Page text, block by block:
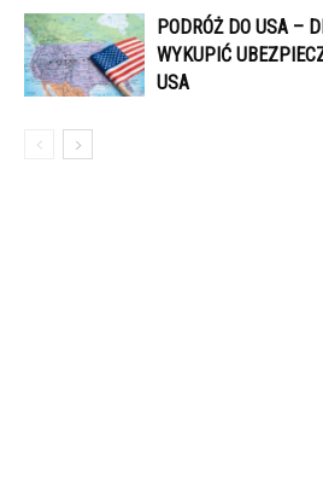
PODRÓŻ DO USA –
WYKUPIĆ
USA